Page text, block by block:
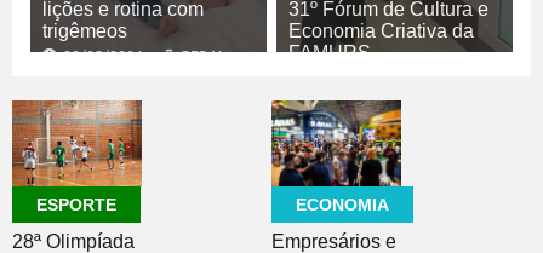
lições e rotina com
trigêmeos
08/08/2026 GERAL
31º Fórum de Cultura e
Economia Criativa da
FAMURS
CULTURA
ESPORTE
28ª Olimpíada
ECONOMIA
Empresários e